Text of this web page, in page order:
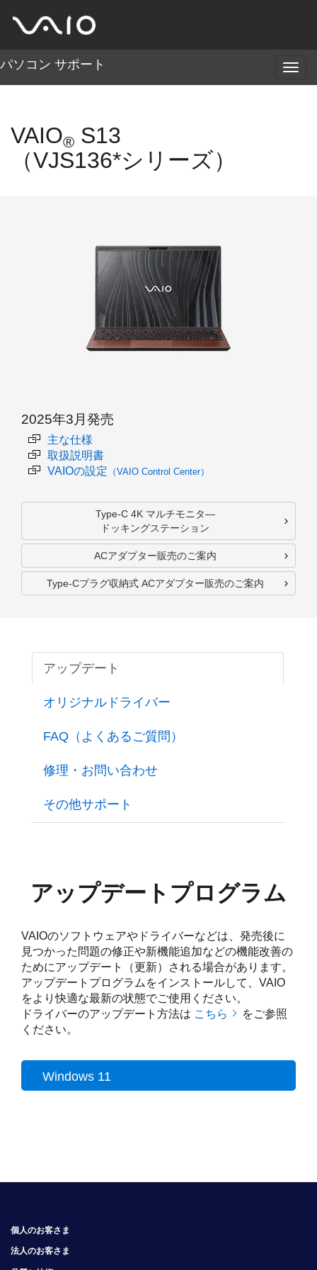
メ
ニ
パソコン サポート
VAIO® S13
（VJS136*シリーズ）
2025年3月発売
主な仕様
取扱説明書
VAIOの設定 （VAIO Control Center）
Type-C 4K マルチモニタ―
ドッキングステーション
ACアダプター販売のご案内
Type-Cプラグ収納式 ACアダプター販売のご案内
アップデート
オリジナルドライバー
FAQ（よくあるご質問）
修理・お問い合わせ
その他サポート
アップデートプログラム
VAIOのソフトウェアやドライバーなどは、発売後に
見つかった問題の修正や新機能追加などの機能改善の
ためにアップデート（更新）される場合があります。
アップデートプログラムをインストールして、VAIO
をより快適な最新の状態でご使用ください。
ドライバーのアップデート方法は こちら
をご参照
ください。
Windows 11
個人のお客さま
法人のお客さま